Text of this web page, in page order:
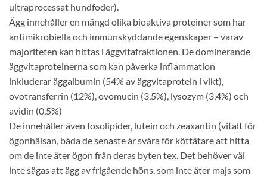
ultraprocessat hundfoder).
Ägg innehåller en mängd olika bioaktiva proteiner som har
antimikrobiella och immunskyddande egenskaper – varav
majoriteten kan hittas i äggvitafraktionen. De dominerande
äggvitaproteinerna som kan påverka inflammation
inkluderar äggalbumin (54% av äggvitaprotein i vikt),
ovotransferrin (12%), ovomucin (3,5%), lysozym (3,4%) och
avidin (0,5%)
De innehåller även fosolipider, lutein och zeaxantin (vitalt för
ögonhälsan, båda de senaste är svåra för köttätare att hitta
om de inte äter ögon från deras byten tex. Det behöver väl
inte sägas att ägg av frigående höns, som inte äter majs som